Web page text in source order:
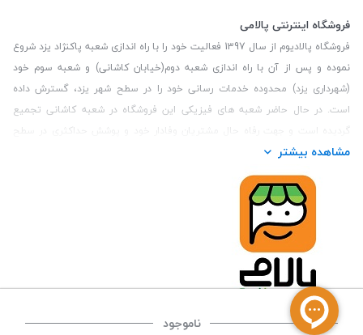
ناموجود
فروشگاه اینترنتی پالامی
فروشگاه پالادیوم از سال 1397 فعالیت خود را با راه اندازی شعبه پاکنژاد یزد شروع
نموده و پس از آن با راه اندازی شعبه دوم(خیابان کاشانی) و شعبه سوم خود
(شهرداری یزد) محدوده خدمات رسانی خود را در سطح شهر یزد، گسترش داده
است. در حال حاضر شعبه های فیزیکی این فروشگاه در شعبه کاشانی تجمیع
گردیده است و جهت رفاه حال مشتریان وفادار خود و پوشش حداکثری در سطح
استان یزد و همچنین مشتریان سطح کشور، فروشگاه اینترنتی پالامی را راه اندازی
نموده است. هدف فروشگاه اینترنتی پالامی فراهم نمودن یک خرید اینترنتی
مطمئن، با کالاهای متنوع، باکیفیت و دارای قیمت مناسب می باشد که مشتری
بتواند در مدت زمان کوتاه کالاهای خود را سفارش داده و در زمان مورد نظر خود
تحویل بگیرد و در صورت وجود عدم تطابق سفارش و کالای تحویل شده ضمانت
بازگشت کالا هم داشته باشد. سابقه درخشان در فروش حضوری و جذب مشتریان و
انعقاد قرارداد با ارگان های دولتی و خصوصی از افتخارات این مجموعه می باشد.
یکی از مهم‌ترین دغدغه‌های کاربران خرید اینترنتی، این است که کالای خریداری
شده در زمان مورد نظر آنها بدستشان برسد، لذا فروشگاه اینترنتی پالامی این
مشاهده بیشتر